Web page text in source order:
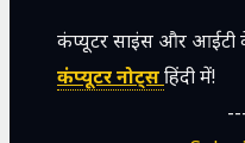
कंप्यूटर साइंस और आईटी
कंप्यूटर नोट्सहिंदी में!